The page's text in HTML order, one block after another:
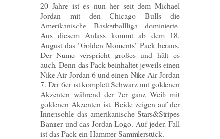
20 Jahre ist es nun her seit dem Michael
Jordan mit den Chicago Bulls die
Amerikanische Basketballliga dominierte.
Aus diesem Anlass kommt ab dem 18.
August das "Golden Moments" Pack heraus.
Der Name verspricht großes und hält es
auch. Denn das Pack beinhaltet jeweils einen
Nike Air Jordan 6 und einen Nike Air Jordan
7. Der 6er ist komplett Schwarz mit goldenen
Akzenten während der 7er ganz Weiß mit
goldenen Akzenten ist. Beide zeigen auf der
Innensohle das amerikanische Stars&Stripes
Banner und das Jordan Logo. Auf jeden Fall
ist das Pack ein Hammer Sammlerstück.